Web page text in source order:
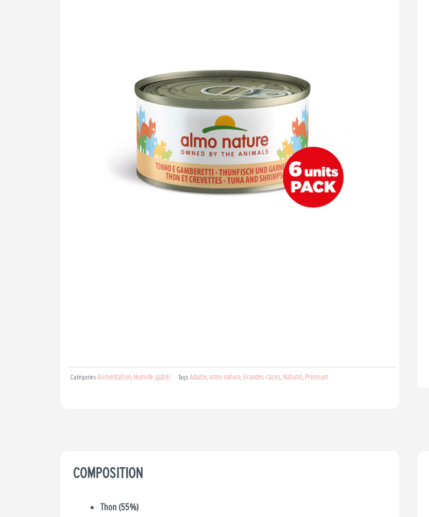
Catégories Alimentation Humide (paté) Tags Adulte almo nature Grandes races Naturel Premium
COMPOSITION
Thon (55%)